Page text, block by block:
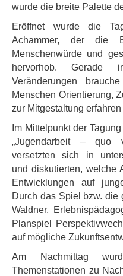
wurde die breite Palette
Eröffnet wurde die
Achammer, der die
Menschenwürde und
hervorhob. Gerade
Veränderungen
Menschen Orientierung,
zur Mitgestaltung
Im Mittelpunkt der
„Jugendarbeit – quo
versetzten sich in
und diskutierten, welche
Entwicklungen auf
Durch das Spiel bzw. die
Waldner,
Planspiel
auf mögliche
Am Nachmittag
Themenstationen zu